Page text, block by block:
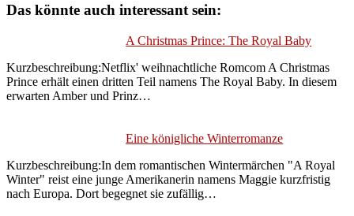
Das könnte auch interessant sein:
A Christmas Prince: The Royal Baby
Kurzbeschreibung:Netflix' weihnachtliche Romcom A Christmas
Prince erhält einen dritten Teil namens The Royal Baby. In diesem
erwarten Amber und Prinz…
Eine königliche Winterromanze
Kurzbeschreibung:In dem romantischen Wintermärchen "A Royal
Winter" reist eine junge Amerikanerin namens Maggie kurzfristig
nach Europa. Dort begegnet sie zufällig…